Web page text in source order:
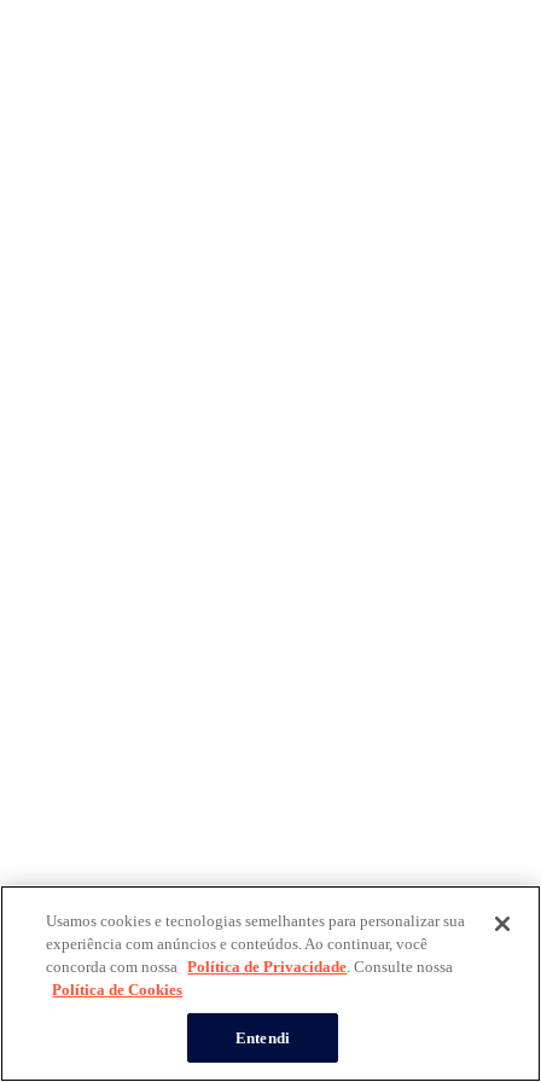
Usamos cookies e tecnologias semelhantes para personalizar sua
experiência com anúncios e conteúdos. Ao continuar, você
concorda com nossa Política de Privacidade. Consulte nossa
Política de Cookies
Entendi